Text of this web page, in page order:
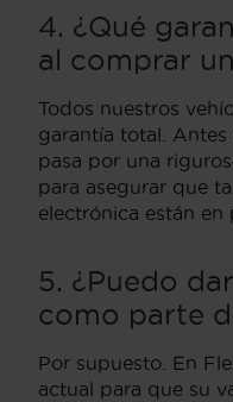
4. ¿Qué
al comprar
Todos nuestros
garantía total.
pasa por una
para asegurar que
electrónica están en
5. ¿Puedo
como parte
Por supuesto. En
actual para que su